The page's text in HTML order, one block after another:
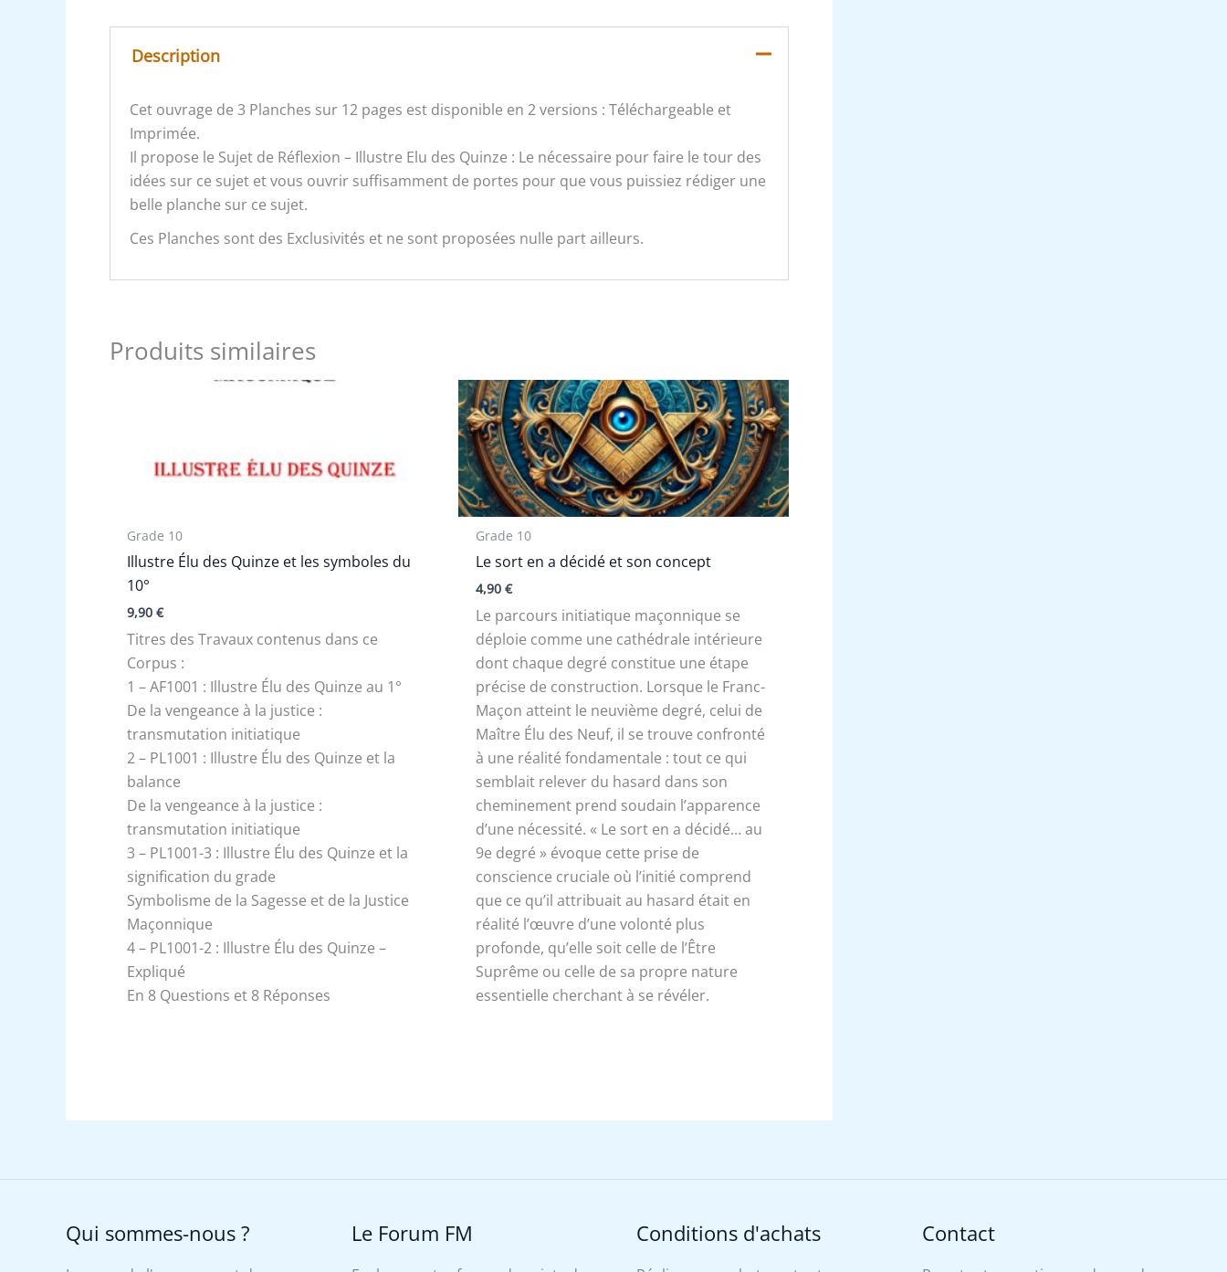
Description
Cet ouvrage de 3 Planches sur 12 pages est disponible en 2 versions : Téléchargeable et
Imprimée.
Il propose le Sujet de Réflexion – Illustre Elu des Quinze : Le nécessaire pour faire le tour des
idées sur ce sujet et vous ouvrir suffisamment de portes pour que vous puissiez rédiger une
belle planche sur ce sujet.
Ces Planches sont des Exclusivités et ne sont proposées nulle part ailleurs.
Produits similaires
Grade 10
Illustre Élu des Quinze et les symboles du
10°
9,90€
Titres des Travaux contenus dans ce
Corpus :
1 – AF1001 : Illustre Élu des Quinze au 1°
De la vengeance à la justice :
transmutation initiatique
2 – PL1001 : Illustre Élu des Quinze et la
balance
De la vengeance à la justice :
transmutation initiatique
3 – PL1001-3 : Illustre Élu des Quinze et la
signification du grade
Symbolisme de la Sagesse et de la Justice
Maçonnique
4 – PL1001-2 : Illustre Élu des Quinze –
Expliqué
En 8 Questions et 8 Réponses
Grade 10
Le sort en a décidé et son concept
4,90€
Le parcours initiatique maçonnique se
déploie comme une cathédrale intérieure
dont chaque degré constitue une étape
précise de construction. Lorsque le Franc-
Maçon atteint le neuvième degré, celui de
Maître Élu des Neuf, il se trouve confronté
à une réalité fondamentale : tout ce qui
semblait relever du hasard dans son
cheminement prend soudain l’apparence
d’une nécessité. « Le sort en a décidé… au
9e degré » évoque cette prise de
conscience cruciale où l’initié comprend
que ce qu’il attribuait au hasard était en
réalité l’œuvre d’une volonté plus
profonde, qu’elle soit celle de l’Être
Suprême ou celle de sa propre nature
essentielle cherchant à se révéler.
Qui sommes-nous ? Le Forum FM Conditions d'achats Contact